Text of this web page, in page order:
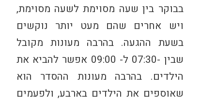
בבוקר בין שעה מסוימת לשעה מסוימת,
ויש אחרים שהם מעט יותר נוקשים
בשעת ההגעה. בהרבה מעונות מקובל
שבין -07:30 ל- 09:00 אפשר להביא את
הילדים. בהרבה מעונות ההסדר הוא
שאוספים את הילדים בארבע, ולפעמים